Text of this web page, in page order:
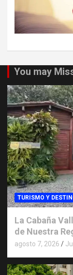
You may
TURISMO Y
La Cabaña
de Nuestra
agosto 7, 2026